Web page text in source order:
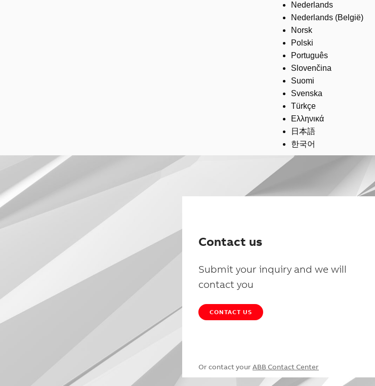
Nederlands
Nederlands (België)
Norsk
Polski
Português
Slovenčina
Suomi
Svenska
Türkçe
Ελληνικά
日本語
한국어
Contact us
Submit your inquiry and we will
contact you
CONTACT US
Or contact your ABB Contact Center